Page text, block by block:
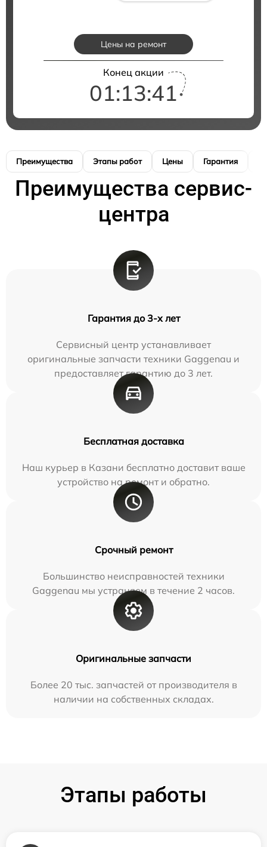
Цены на ремонт
Конец акции
01:13:40
Преимущества Этапы работ Цены Гарантия
Преимущества сервис-
центра
Гарантия до 3-х лет
Сервисный центр устанавливает
оригинальные запчасти техники Gaggenau и
предоставляет гарантию до 3 лет.
Бесплатная доставка
Наш курьер в Казани бесплатно доставит ваше
устройство на ремонт и обратно.
Срочный ремонт
Большинство неисправностей техники
Gaggenau мы устраняем в течение 2 часов.
Оригинальные запчасти
Более 20 тыс. запчастей от производителя в
наличии на собственных складах.
Этапы работы